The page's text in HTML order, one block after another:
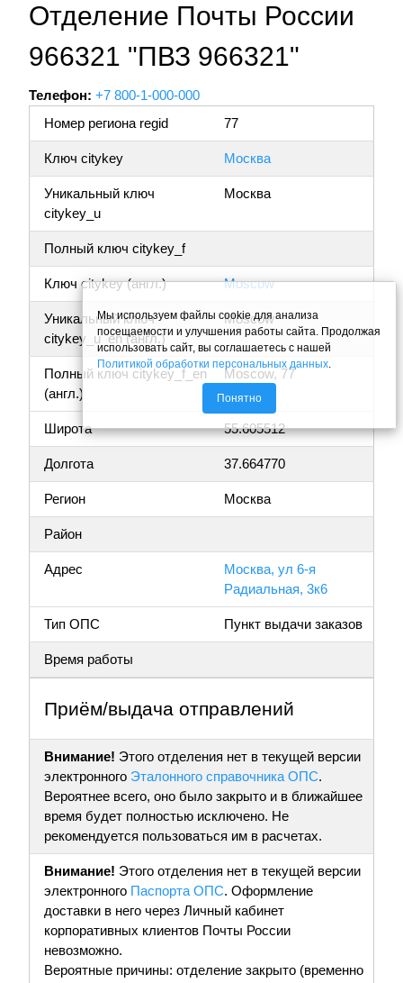
Отделение Почты России
966321 "ПВЗ 966321"
Телефон: +7 800-1-000-000
Номер региона regid
77
Ключ citykey Москва
Уникальный ключ
citykey_u
Москва
Полный ключ citykey_f
Ключ citykey (англ.) Moscow
Уникальный ключ
citykey_u_en (англ.)
Moscow
Полный ключ citykey_f_en
(англ.)
Moscow, 77
Широта 55.605512
Долгота 37.664770
Регион Москва
Район
Адрес
Москва, ул 6-я
Радиальная, 3к6
Тип ОПС Пункт выдачи заказов
Время работы
Приём/выдача отправлений
Внимание! Этого отделения нет в текущей версии
электронного Эталонного справочника ОПС.
Вероятнее всего, оно было закрыто и в ближайшее
время будет полностью исключено. Не
рекомендуется пользоваться им в расчетах.
Внимание! Этого отделения нет в текущей версии
электронного Паспорта ОПС. Оформление
доставки в него через Личный кабинет
корпоративных клиентов Почты России
невозможно.
Вероятные причины: отделение закрыто (временно
Мы используем файлы cookie для анализа
посещаемости и улучшения работы сайта. Продолжая
использовать сайт, вы соглашаетесь с нашей
Политикой обработки персональных данных
Понятно